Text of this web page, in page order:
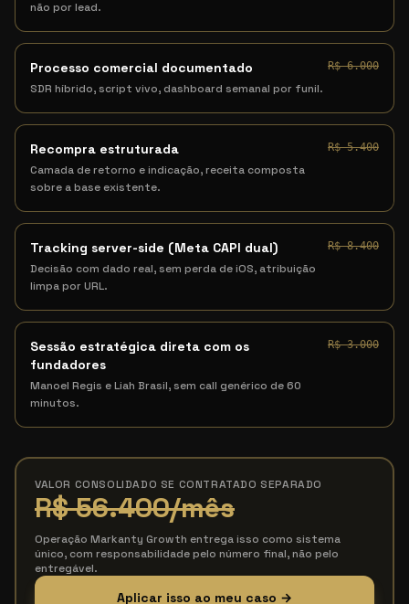
não por lead.
Processo comercial documentado
SDR híbrido, script vivo, dashboard semanal por funil.
R$ 6.000
Recompra estruturada
Camada de retorno e indicação, receita composta
sobre a base existente.
R$ 5.400
Tracking server-side (Meta CAPI dual)
Decisão com dado real, sem perda de iOS, atribuição
limpa por URL.
R$ 8.400
Sessão estratégica direta com os
fundadores
Manoel Regis e Liah Brasil, sem call genérico de 60
minutos.
R$ 3.000
VALOR CONSOLIDADO SE CONTRATADO SEPARADO
R$ 56.400/mês
Operação Markanty Growth entrega isso como sistema
único, com responsabilidade pelo número final, não pelo
entregável.
Aplicar isso ao meu caso →